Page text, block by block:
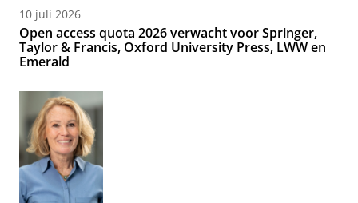
10 juli 2026
Open access quota 2026 verwacht voor Springer,
Taylor & Francis, Oxford University Press, LWW en
Emerald